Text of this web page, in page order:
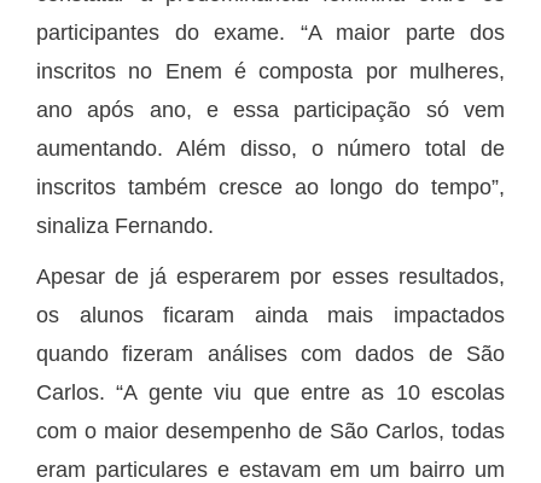
participantes do exame. “A maior parte dos
inscritos no Enem é composta por mulheres,
ano após ano, e essa participação só vem
aumentando. Além disso, o número total de
inscritos também cresce ao longo do tempo”,
sinaliza Fernando.
Apesar de já esperarem por esses resultados,
os alunos ficaram ainda mais impactados
quando fizeram análises com dados de São
Carlos. “A gente viu que entre as 10 escolas
com o maior desempenho de São Carlos, todas
eram particulares e estavam em um bairro um